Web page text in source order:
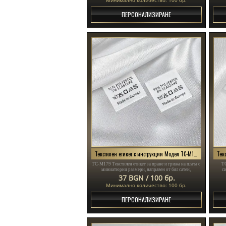
ПЕРСОНАЛИЗИРАНЕ
Текстилен етикет с инструкции Модел TC-M179
TC-M179 Текстилен етикет за пране и грижа на плата с
миниатюрни размери, направен от бял сатен,
персонализиран със символи и име на марката.
37 BGN / 100 бр.
Минимално количество: 100 бр.
ПЕРСОНАЛИЗИРАНЕ